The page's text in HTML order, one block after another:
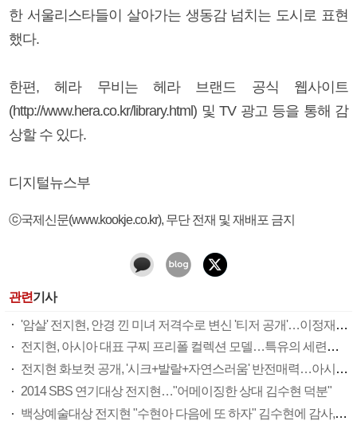
한 서울리스타들이 살아가는 생동감 넘치는 도시로 표현
했다.
한편, 헤라 무비는 헤라 브랜드 공식 웹사이트
(http://www.hera.co.kr/library.html) 및 TV 광고 등을 통해 감
상할 수 있다.
디지털뉴스부
ⓒ국제신문(www.kookje.co.kr), 무단 전재 및 재배포 금지
관련기사
'암살' 전지현, 안경 낀 미녀 저격수로 변신 '티저 공개'…이정재 하정우와 호흡 맞춰
전지현, 아시아 대표 구찌 프리폴 컬렉션 모델…특유의 세련된 스타일로 70년대 무드 완벽 재현
전지현 화보컷 공개, '시크+발랄+자연스러움' 반전매력…아시아 5개국 동시 모델 발탁
2014 SBS 연기대상 전지현…"어메이징한 상대 김수현 덕분"
백상예술대상 전지현 "수현아 다음에 또 하자" 김수현에 감사, 끝내 울먹